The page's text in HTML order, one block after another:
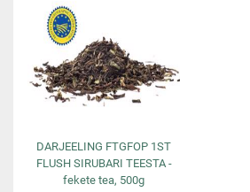
DARJEELING FTGFOP 1ST
FLUSH SIRUBARI TEESTA -
fekete tea, 500g